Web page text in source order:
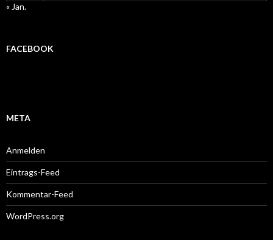
« Jan.
FACEBOOK
META
Anmelden
Eintrags-Feed
Kommentar-Feed
WordPress.org